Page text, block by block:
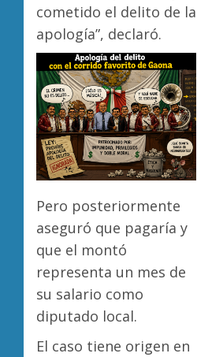
cometido el delito de la
apología”, declaró.
Pero posteriormente
aseguró que pagaría y
que el montó
representa un mes de
su salario como
diputado local.
El caso tiene origen en